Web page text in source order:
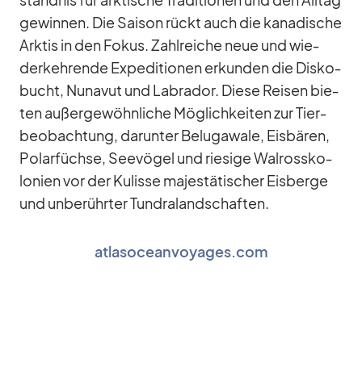
ge­win­nen. Die Sai­son rückt auch die ka­na­di­sche
Ark­tis in den Fo­kus. Zahl­rei­che neue und wie­
der­keh­rende Ex­pe­di­tio­nen er­kun­den die Dis­ko­
bucht, Nuna­vut und La­bra­dor. Diese Rei­sen bie­
ten au­ßer­ge­wöhn­li­che Mög­lich­kei­ten zur Tier­
be­ob­ach­tung, dar­un­ter Be­lu­ga­wale, Eis­bä­ren,
Po­lar­füchse, See­vö­gel und rie­sige Wal­ross­ko­
lo­nien vor der Ku­lisse ma­jes­tä­ti­scher Eis­berge
und un­be­rühr­ter Tun­dra­land­schaf­ten.
atlasoceanvoyages.com